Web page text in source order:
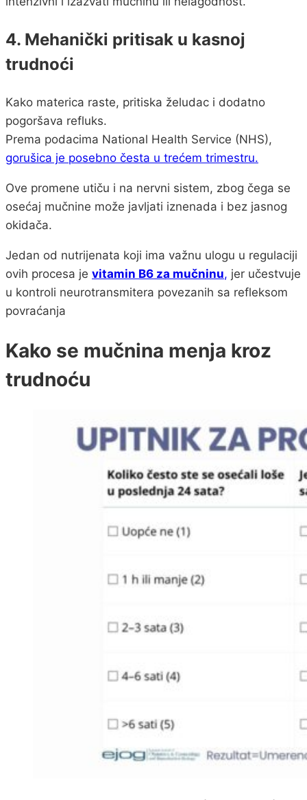
4. Mehanički pritisak u kasnoj
trudnoći
Kako materica raste, pritiska želudac i dodatno
pogoršava refluks.
Prema podacima National Health Service (NHS),
gorušica je posebno česta u trećem trimestru.
Ove promene utiču i na nervni sistem, zbog čega se
osećaj mučnine može javljati iznenada i bez jasnog
okidača.
Jedan od nutrijenata koji ima važnu ulogu u regulaciji
ovih procesa je vitamin B6 za mučninu, jer učestvuje
u kontroli neurotransmitera povezanih sa refleksom
povraćanja
Kako se mučnina menja kroz
trudnoću